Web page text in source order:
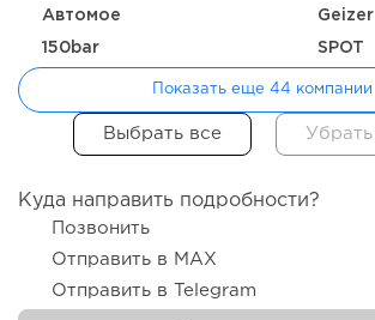
Автомое Geizer
150bar SPOT
Показать еще 44 компании
Куда направить подробности?
Позвонить
Отправить в MAX
Отправить в Telegram